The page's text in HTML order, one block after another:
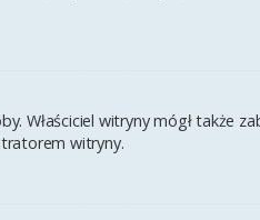
Właściciel witryny mógł także
witryny.